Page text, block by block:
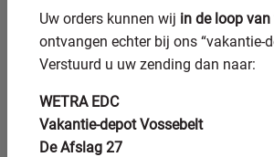
zoals lagerhuizen of koppelstukken met
Welke materialen zijn
geschikt voor
Rondslijpen is toepasbaar op vrijwel
Uw orders kunnen wij in de loop van
ontvangen echter bij ons “vakantie-
Verstuurd u uw zending dan naar:
WETRA EDC
Vakantie-depot Vossebelt
De Afslag 27